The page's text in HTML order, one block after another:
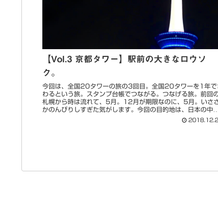
【Vol.3 京都タワー】駅前の大きなロウソ
ク。
今回は、全国20タワーの旅の3回目。全国20タワーを1年で
わるという旅。スタンプ台帳でつながる。つなげる旅。前回
札幌から時は流れて、5月。12月が期限なのに、5月。いさ
かのんびりしすぎた気がします。今回の目的地は、日本の中で